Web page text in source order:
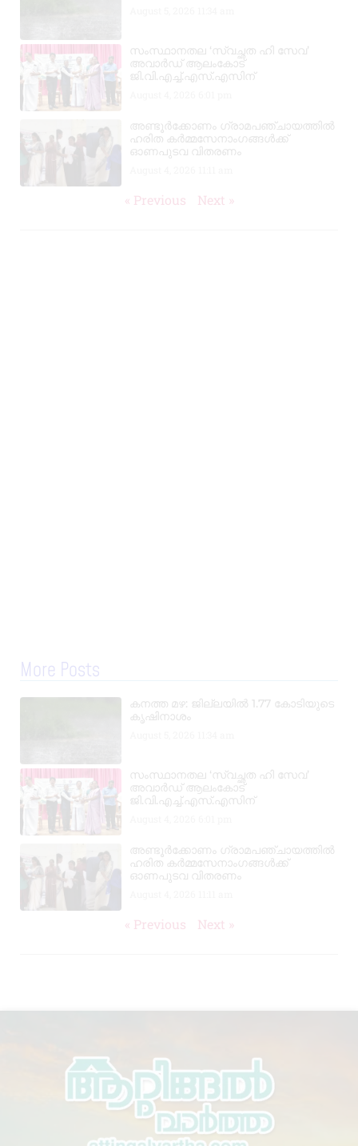
സംസ്ഥാനതല ‘സ്വച്ഛത ഹി സേവ’
അവാർഡ് ആലംകോട്
ജി.വി.എച്ച്.എസ്.എസിന്
അണ്ടൂർക്കോണം ഗ്രാമപഞ്ചായത്തിൽ
ഹരിത കർമ്മസേനാംഗങ്ങൾക്ക്
ഓണപുടവ വിതരണം
« Previous Next »
More Posts
കനത്ത മഴ: ജില്ലയിൽ 1.77 കോടിയുടെ
കൃഷിനാശം
സംസ്ഥാനതല ‘സ്വച്ഛത ഹി സേവ’
അവാർഡ് ആലംകോട്
ജി.വി.എച്ച്.എസ്.എസിന്
അണ്ടൂർക്കോണം ഗ്രാമപഞ്ചായത്തിൽ
ഹരിത കർമ്മസേനാംഗങ്ങൾക്ക്
ഓണപുടവ വിതരണം
« Previous Next »